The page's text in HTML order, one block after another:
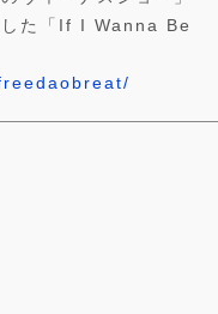
した「If I Wanna Be